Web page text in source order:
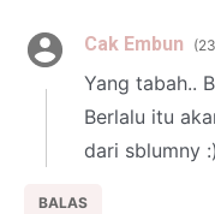
Cak Embun
Yang tabah..
Berlalu itu
dari sblumny :)
BALAS